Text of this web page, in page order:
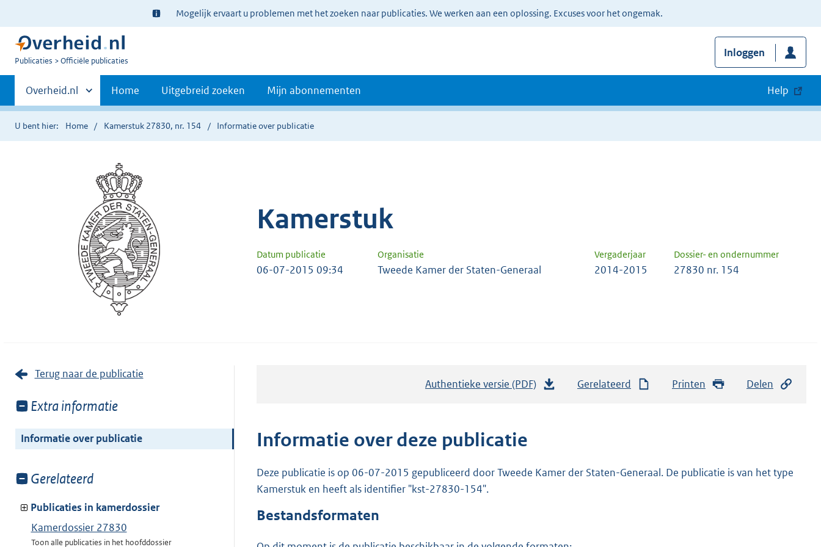
Ter
informatie:
Mogelijk ervaart u problemen met het zoeken naar publicaties. We werken aan een oplossing. Excuses voor het ongemak.
U
Publicaties Officiële publicaties
Inloggen
Primaire
navigatie
Andere
sites
binnen
Overheid.nl Home Uitgebreid zoeken Mijn abonnementen Help
U bent hier: Home Kamerstuk 27830, nr. 154 Informatie over publicatie
Kamerstuk
Datum publicatie Organisatie Vergaderjaar Dossier- en ondernummer
06-07-2015 09:34 Tweede Kamer der Staten-Generaal 2014-2015 27830 nr. 154
Terug naar de publicatie
Toon
van:
Extra informatie
Informatie over publicatie
Toon
van:
Gerelateerd
Publicaties in kamerdossier
Kamerdossier 27830
Toon alle publicaties in het hoofddossier
Authentieke versie (PDF)
n
Gerelateerd Printen Delen
Informatie over deze publicatie
Deze publicatie is op 06-07-2015 gepubliceerd door Tweede Kamer der Staten-Generaal. De publicatie is van het type
Kamerstuk en heeft als identifier "kst-27830-154".
Bestandsformaten